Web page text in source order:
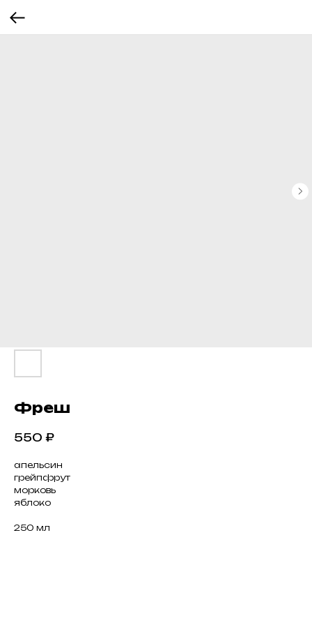
Фреш
550 ₽
апельсин
грейпфрут
морковь
яблоко
250 мл